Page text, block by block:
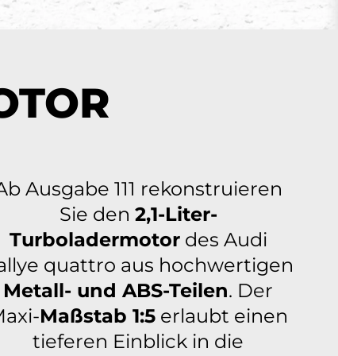
Ausgabe 111 rekonstruieren
Sie den 2,1-Liter-
Turboladermotordes Audi
quattro aus hochwertigen
Metall- und ABS-Teilen. Der
Maßstab 1:5 erlaubt einen
tieferen Einblick in die